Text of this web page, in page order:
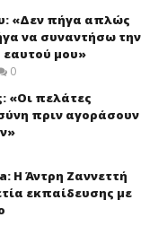
«Δεν πήγα απλώς
να συναντήσω την
μου»
0
«Οι πελάτες
πριν αγοράσουν
Η Άντρη Ζαννεττή
εκπαίδευσης με